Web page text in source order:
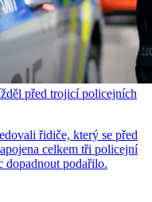
před trojicí policejních
řidiče, který se před
celkem tři policejní
dopadnout podařilo.